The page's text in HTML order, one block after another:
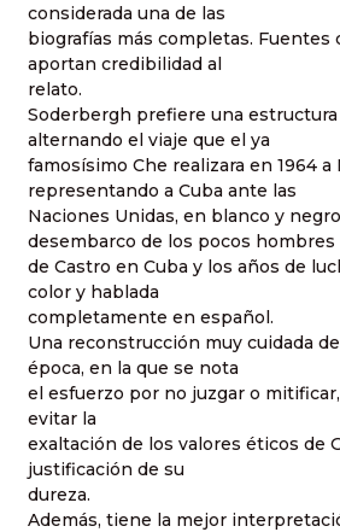
considerada una de las
biografías más completas. Fuentes
aportan credibilidad al
relato.
Soderbergh prefiere una
alternando el viaje que el ya
famosísimo Che realizara en 1964 a
representando a Cuba ante las
Naciones Unidas, en blanco y
desembarco de los pocos hombres
de Castro en Cuba y los años de
color y hablada
completamente en español.
Una reconstrucción muy cuidada
época, en la que se nota
el esfuerzo por no juzgar o
evitar la
exaltación de los valores éticos de
justificación de su
dureza.
Además, tiene la mejor